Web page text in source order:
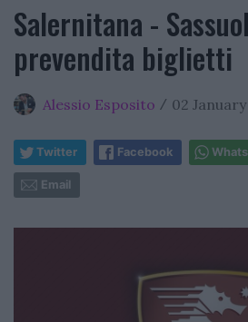
Salernitana -
prevendita biglietti
Alessio Esposito / 02 January
Twitter Facebook
Email